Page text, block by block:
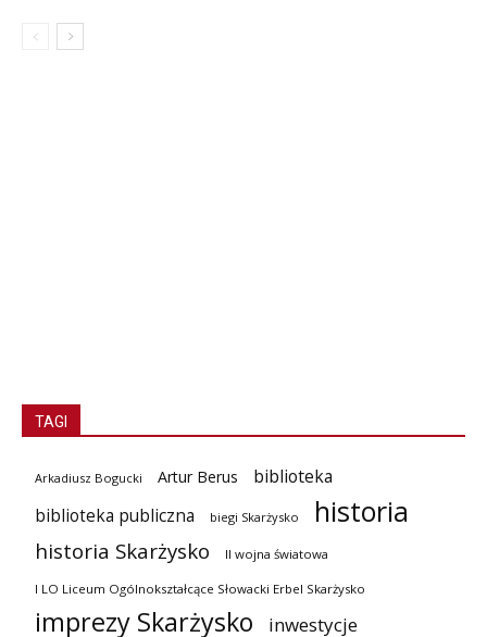
TAGI
Arkadiusz Bogucki Artur Berus
biblioteka
biblioteka publiczna
biegi Skarżysko historia
historia Skarżysko II wojna światowa
I LO Liceum Ogólnokształcące Słowacki Erbel Skarżysko
imprezy Skarżysko inwestycje